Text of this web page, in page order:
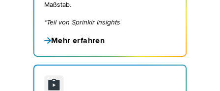
Maßstab.
*Teil von Sprinklr Insights
Mehr erfahren